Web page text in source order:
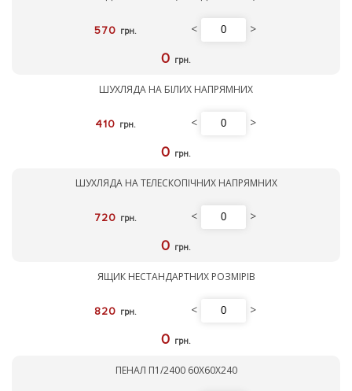
570 грн. < >
0 грн.
ШУХЛЯДА НА БІЛИХ НАПРЯМНИХ
410 грн. < >
0 грн.
ШУХЛЯДА НА ТЕЛЕСКОПІЧНИХ НАПРЯМНИХ
720 грн. < >
0 грн.
ЯЩИК НЕСТАНДАРТНИХ РОЗМІРІВ
820 грн. < >
0 грн.
ПЕНАЛ П1/2400 60Х60Х240